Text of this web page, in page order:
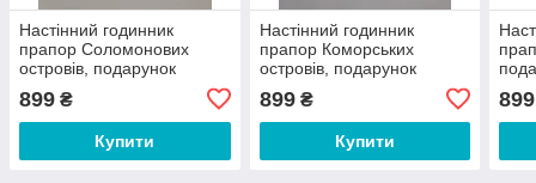
Настінний годинник
прапор Соломонових
островів, подарунок
соломонівський декор
899 ₴
Купити
Настінний годинник
прапор Коморських
островів, подарунок
декор
899₴
Купити
899